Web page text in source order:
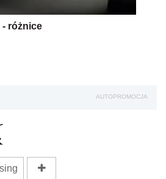
- różnice
AUTOPROMOCJA